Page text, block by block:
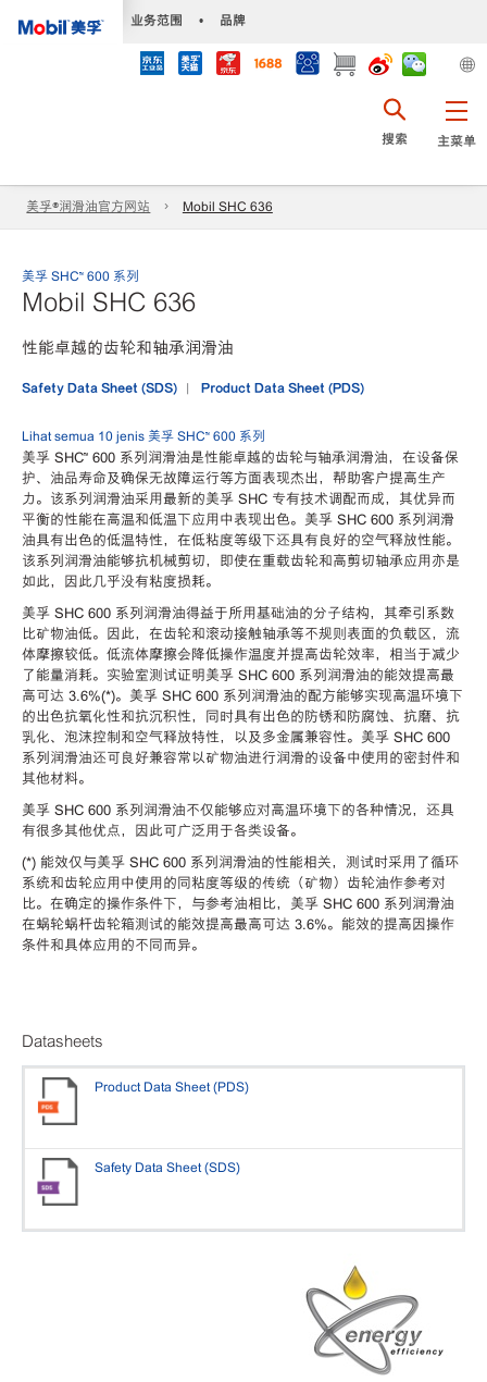
业务范围 • 品牌
主菜单
搜索
美孚®润滑油官方网站 Mobil SHC 636
美孚 SHC™ 600 系列
Mobil SHC 636
性能卓越的齿轮和轴承润滑油
Safety Data Sheet (SDS) Product Data Sheet (PDS)
Lihat semua 10 jenis 美孚 SHC™ 600 系列
美孚 SHC™ 600 系列润滑油是性能卓越的齿轮与轴承润滑油，在设备保
护、油品寿命及确保无故障运行等方面表现杰出，帮助客户提高生产
力。该系列润滑油采用最新的美孚 SHC 专有技术调配而成，其优异而
平衡的性能在高温和低温下应用中表现出色。美孚 SHC 600 系列润滑
油具有出色的低温特性，在低粘度等级下还具有良好的空气释放性能。
该系列润滑油能够抗机械剪切，即使在重载齿轮和高剪切轴承应用亦是
如此，因此几乎没有粘度损耗。
美孚 SHC 600 系列润滑油得益于所用基础油的分子结构，其牵引系数
比矿物油低。因此，在齿轮和滚动接触轴承等不规则表面的负载区，流
体摩擦较低。低流体摩擦会降低操作温度并提高齿轮效率，相当于减少
了能量消耗。实验室测试证明美孚 SHC 600 系列润滑油的能效提高最
高可达 3.6%(*)。美孚 SHC 600 系列润滑油的配方能够实现高温环境下
的出色抗氧化性和抗沉积性，同时具有出色的防锈和防腐蚀、抗磨、抗
乳化、泡沫控制和空气释放特性，以及多金属兼容性。美孚 SHC 600
系列润滑油还可良好兼容常以矿物油进行润滑的设备中使用的密封件和
其他材料。
美孚 SHC 600 系列润滑油不仅能够应对高温环境下的各种情况，还具
有很多其他优点，因此可广泛用于各类设备。
(*) 能效仅与美孚 SHC 600 系列润滑油的性能相关，测试时采用了循环
系统和齿轮应用中使用的同粘度等级的传统（矿物）齿轮油作参考对
比。在确定的操作条件下，与参考油相比，美孚 SHC 600 系列润滑油
在蜗轮蜗杆齿轮箱测试的能效提高最高可达 3.6%。能效的提高因操作
条件和具体应用的不同而异。
Datasheets
Product Data Sheet (PDS)
Safety Data Sheet (SDS)